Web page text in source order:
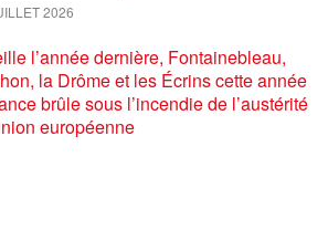
2026
l’année dernière, Fontainebleau,
la Drôme et les Écrins cette année
brûle sous l’incendie de l’austérité
européenne